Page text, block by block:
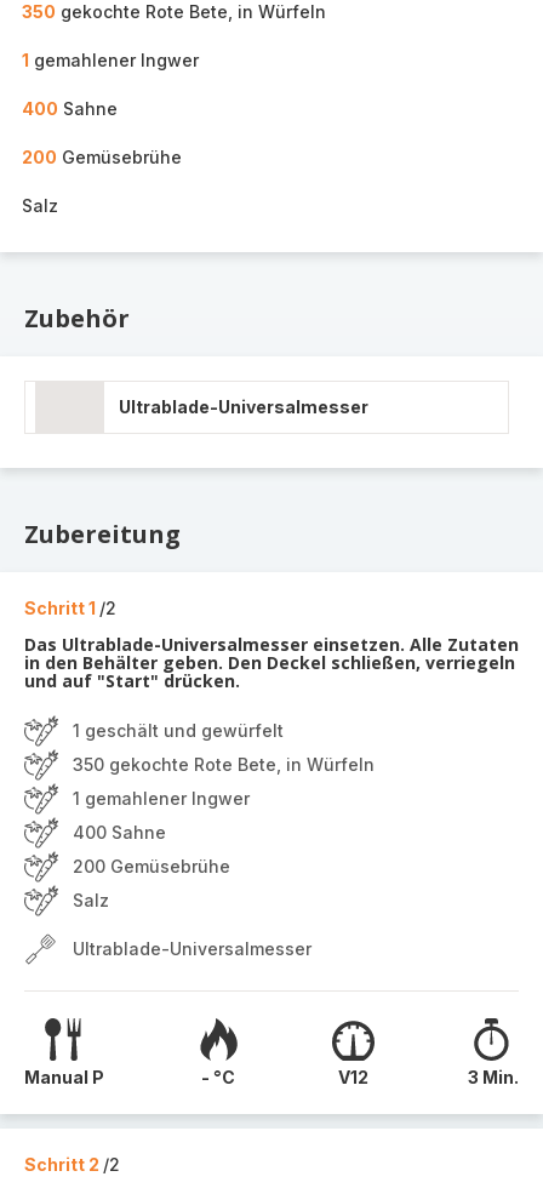
350 gekochte Rote Bete, in Würfeln
1 gemahlener Ingwer
400 Sahne
200 Gemüsebrühe
Salz
Zubehör
Ultrablade-Universalmesser
Zubereitung
Schritt 1 /2
Das Ultrablade-Universalmesser einsetzen. Alle Zutaten
in den Behälter geben. Den Deckel schließen, verriegeln
und auf "Start" drücken.
1 geschält und gewürfelt
350 gekochte Rote Bete, in Würfeln
1 gemahlener Ingwer
400 Sahne
200 Gemüsebrühe
Salz
Ultrablade-Universalmesser
Manual P - °C V12 3 Min.
Schritt 2 /2